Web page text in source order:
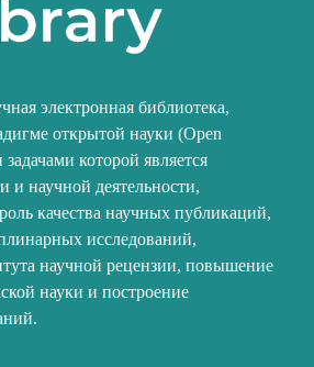
электронная библиотека,
открытой науки (Open
которой является
и научной деятельности,
качества научных публикаций,
исследований,
научной рецензии, повышение
науки и построение